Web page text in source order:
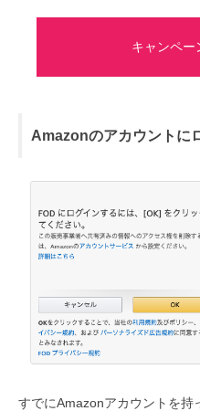
キャンペー
Amazonのアカウントに
すでにAmazonアカウントを持